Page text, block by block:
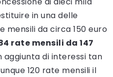
in una delle
mensili da circa 150 euro
rate mensili da 147
aggiunta di interessi tan
120 rate mensili il